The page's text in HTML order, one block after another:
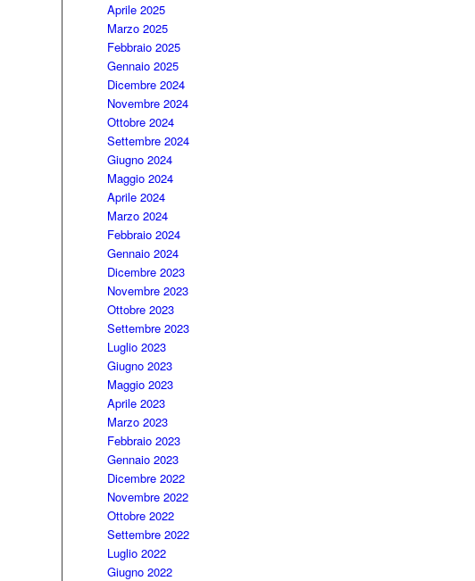
Aprile 2025
Marzo 2025
Febbraio 2025
Gennaio 2025
Dicembre 2024
Novembre 2024
Ottobre 2024
Settembre 2024
Giugno 2024
Maggio 2024
Aprile 2024
Marzo 2024
Febbraio 2024
Gennaio 2024
Dicembre 2023
Novembre 2023
Ottobre 2023
Settembre 2023
Luglio 2023
Giugno 2023
Maggio 2023
Aprile 2023
Marzo 2023
Febbraio 2023
Gennaio 2023
Dicembre 2022
Novembre 2022
Ottobre 2022
Settembre 2022
Luglio 2022
Giugno 2022